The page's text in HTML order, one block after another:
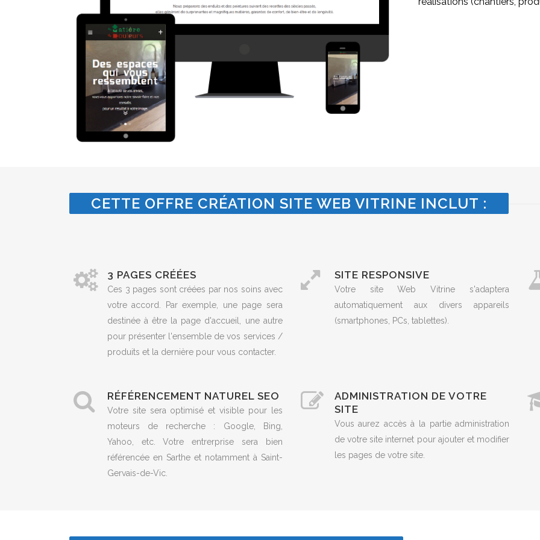
CETTE OFFRE CRÉATION SITE WEB VITRINE INCLUT :
3 PAGES CRÉÉES
Ces 3 pages sont créées par nos soins avec
votre accord. Par exemple, une page sera
destinée à être la page d'accueil, une autre
pour présenter l'ensemble de vos services /
produits et la dernière pour vous contacter.
SITE RESPONSIVE
Votre site Web Vitrine s'adaptera
automatiquement aux divers appareils
(smartphones, PCs, tablettes).
RÉFÉRENCEMENT NATUREL SEO
Votre site sera optimisé et visible pour les
moteurs de recherche : Google, Bing,
Yahoo, etc. Votre entrerprise sera bien
référencée en Sarthe et notamment à Saint-
Gervais-de-Vic.
ADMINISTRATION DE VOTRE
SITE
Vous aurez accès à la partie administration
de votre site internet pour ajouter et modifier
les pages de votre site.